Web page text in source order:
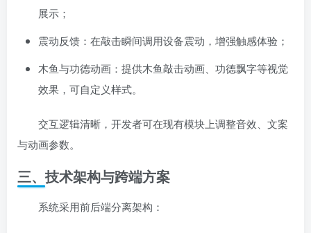
展示；
震动反馈：在敲击瞬间调用设备震动，增强触感体验；
木鱼与功德动画：提供木鱼敲击动画、功德飘字等视觉
效果，可自定义样式。
交互逻辑清晰，开发者可在现有模块上调整音效、文案
与动画参数。
三、技术架构与跨端方案
系统采用前后端分离架构：